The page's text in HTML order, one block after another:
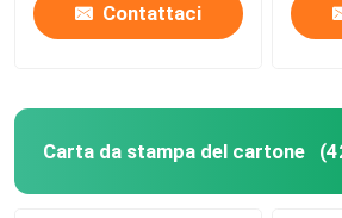
Contattaci
Carta da stampa del cartone